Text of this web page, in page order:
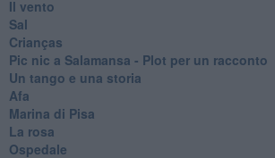
Il vento
Sal
Crianças
Pic nic a Salamansa - Plot per un racconto
Un tango e una storia
Afa
Marina di Pisa
La rosa
Ospedale